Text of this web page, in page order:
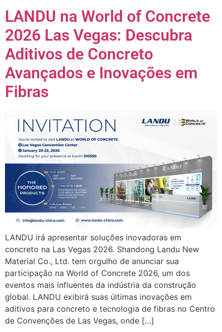
LANDU na World of Concrete
2026 Las Vegas: Descubra
Aditivos de Concreto
Avançados e Inovações em
Fibras
LANDU irá apresentar soluções inovadoras em
concreto na Las Vegas 2026. Shandong Landu New
Material Co., Ltd. tem orgulho de anunciar sua
participação na World of Concrete 2026, um dos
eventos mais influentes da indústria da construção
global. LANDU exibirá suas últimas inovações em
aditivos para concreto e tecnologia de fibras no Centro
de Convenções de Las Vegas, onde […]